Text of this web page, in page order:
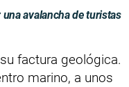
avalancha de turistas
factura geológica.
marino, a unos